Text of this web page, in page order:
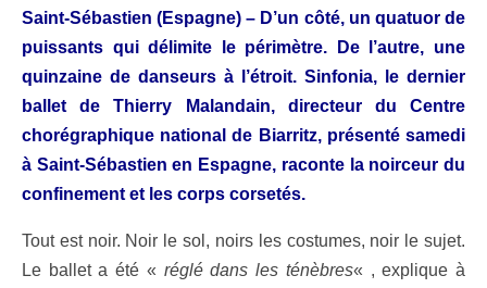
Saint-Sébastien (Espagne) – D’un côté, un quatuor de
puissants qui délimite le périmètre. De l’autre, une
quinzaine de danseurs à l’étroit. Sinfonia, le dernier
ballet de Thierry Malandain, directeur du Centre
chorégraphique national de Biarritz, présenté samedi
à Saint-Sébastien en Espagne, raconte la noirceur du
confinement et les corps corsetés.
Tout est noir. Noir le sol, noirs les costumes, noir le sujet.
Le ballet a été « réglé dans les ténèbres« , explique à